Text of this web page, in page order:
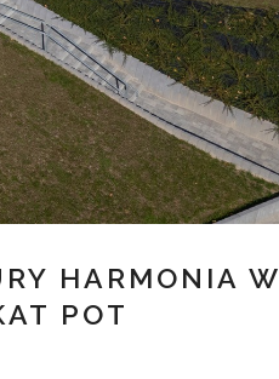
HARMONIA W
POT